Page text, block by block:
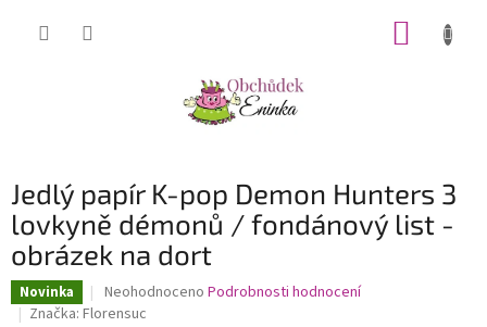
Jedlý papír K-pop Demon Hunters 3
lovkyně démonů / fondánový list -
obrázek na dort
Novinka
Průměrné
hodnocení
Neohodnoceno Podrobnosti hodnocení
Značka: Florensuc